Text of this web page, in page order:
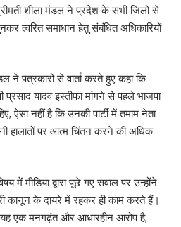
शीला मंडल ने प्रदेश के सभी जिलों से
त्वरित समाधान हेतु संबंधित अधिकारियों
ने पत्रकारों से वार्ता करते हुए कहा कि
प्रसाद यादव इस्तीफा मांगने से पहले भाजपा
ऐसा नहीं है कि उनकी पार्टी में तमाम नेता
हालातों पर आत्म चिंतन करने की अधिक
में मीडिया द्वारा पूछे गए सवाल पर उन्होंने
कानून के दायरे में रहकर ही काम करते हैं।
यह एक मनगढ़ंत और आधारहीन आरोप है,